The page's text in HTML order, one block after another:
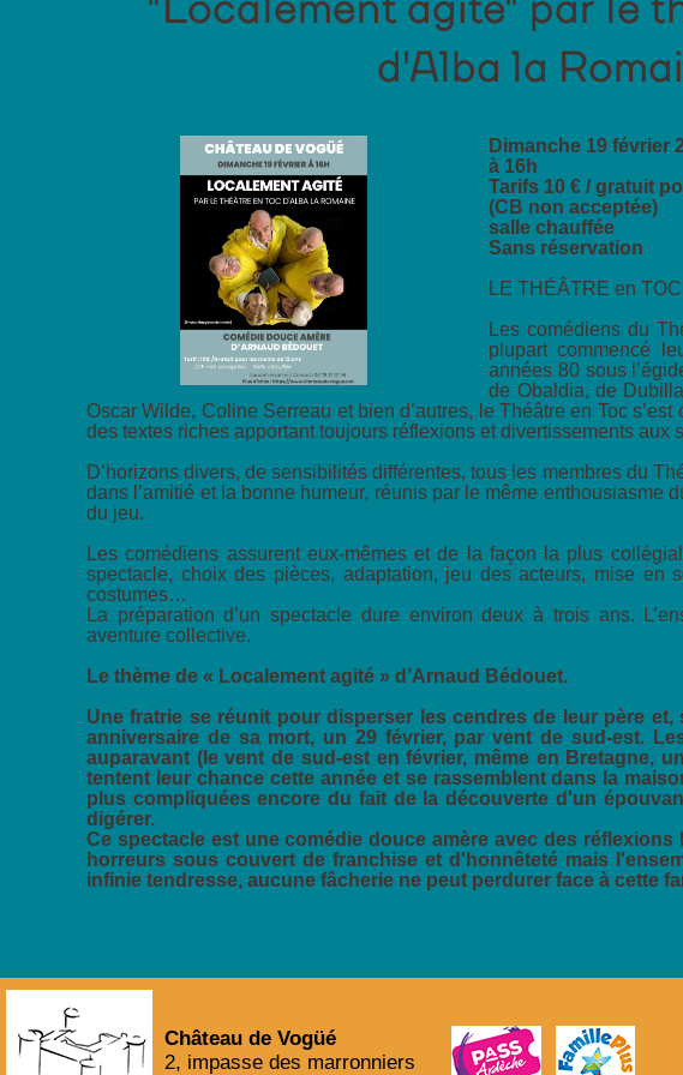
"Localement agité" par le
d'Alba la
Dimanche 19 février
à 16h
Tarifs 10 € / gratuit
(CB non acceptée)
salle chauffée
Sans réservation
LE THÉÂTRE en TOC
Les comédiens du
plupart commencé
années 80 sous
de Obaldia, de
Oscar Wilde, Coline Serreau et bien d’autres, le Théâtre en Toc
des textes riches apportant toujours réflexions et divertissements aux
D’horizons divers, de sensibilités différentes, tous les membres du
dans l’amitié et la bonne humeur, réunis par le même enthousiasme
du jeu.
Les comédiens assurent eux-mêmes et de la façon la plus
spectacle, choix des pièces, adaptation, jeu des acteurs, mise en
costumes…
La préparation d’un spectacle dure environ deux à trois ans.
aventure collective.
Le thème de « Localement agité » d’Arnaud Bédouet.
Une fratrie se réunit pour disperser les cendres de leur père
anniversaire de sa mort, un 29 février, par vent de sud-est.
auparavant (le vent de sud-est en février, même en Bretagne,
tentent leur chance cette année et se rassemblent dans la
plus compliquées encore du fait de la découverte d'un
digérer.
Ce spectacle est une comédie douce amère avec des
horreurs sous couvert de franchise et d'honnêteté mais
infinie tendresse, aucune fâcherie ne peut perdurer face à cette
Château de Vogüé
2, impasse des marronniers